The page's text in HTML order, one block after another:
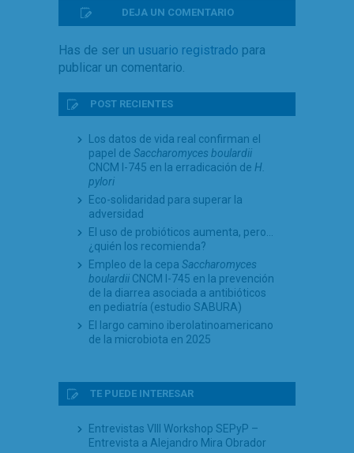
DEJA UN COMENTARIO
Has de ser un usuario registrado para
publicar un comentario.
POST RECIENTES
Los datos de vida real confirman el
papel de Saccharomyces boulardii
CNCM I-745 en la erradicación de H.
pylori
Eco-solidaridad para superar la
adversidad
El uso de probióticos aumenta, pero…
¿quién los recomienda?
Empleo de la cepa Saccharomyces
boulardii CNCM I-745 en la prevención
de la diarrea asociada a antibióticos
en pediatría (estudio SABURA)
El largo camino iberolatinoamericano
de la microbiota en 2025
TE PUEDE INTERESAR
Entrevistas VIII Workshop SEPyP –
Entrevista a Alejandro Mira Obrador